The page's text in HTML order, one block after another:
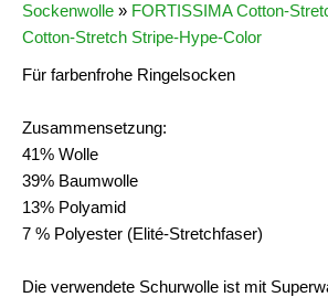
Sockenwolle » FORTISSIMA Cotton-
Cotton-Stretch Stripe-Hype-Color
Für farbenfrohe Ringelsocken
Zusammensetzung:
41% Wolle
39% Baumwolle
13% Polyamid
7 % Polyester (Elité-Stretchfaser)
Die verwendete Schurwolle ist mit